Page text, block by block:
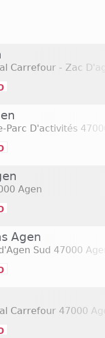
le dimanche,
au
Carrefour - Zac
Parc D'activités
Agen
Agen
Sud 47000
Carrefour 47000